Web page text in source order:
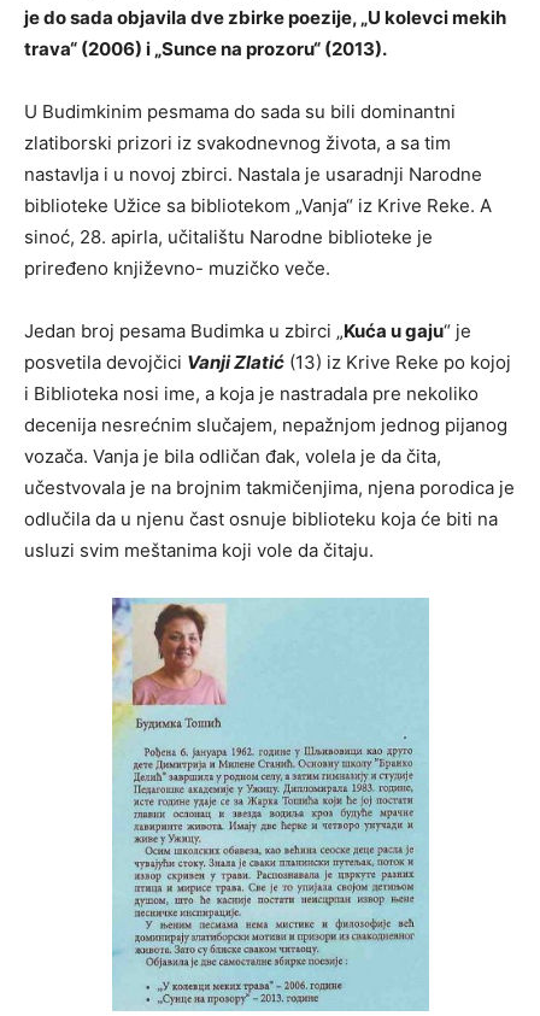
je do sada objavila dve zbirke poezije, „U kolevci mekih
trava“ (2006) i „Sunce na prozoru“ (2013).
U Budimkinim pesmama do sada su bili dominantni
zlatiborski prizori iz svakodnevnog života, a sa tim
nastavlja i u novoj zbirci. Nastala je usaradnji Narodne
biblioteke Užice sa bibliotekom „Vanja“ iz Krive Reke. A
sinoć, 28. apirla, učitalištu Narodne biblioteke je
priređeno književno- muzičko veče.
Jedan broj pesama Budimka u zbirci „Kuća u gaju“ je
posvetila devojčici Vanji Zlatić (13) iz Krive Reke po kojoj
i Biblioteka nosi ime, a koja je nastradala pre nekoliko
decenija nesrećnim slučajem, nepažnjom jednog pijanog
vozača. Vanja je bila odličan đak, volela je da čita,
učestvovala je na brojnim takmičenjima, njena porodica je
odlučila da u njenu čast osnuje biblioteku koja će biti na
usluzi svim meštanima koji vole da čitaju.